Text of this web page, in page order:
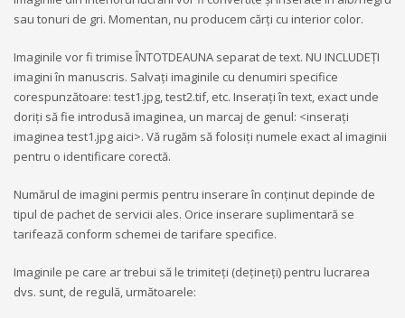
sau tonuri de gri. Momentan, nu producem cărți cu interior color.
Imaginile vor fi trimise ÎNTOTDEAUNA separat de text. NU INCLUDEȚI
imagini în manuscris. Salvați imaginile cu denumiri specifice
corespunzătoare: test1.jpg, test2.tif, etc. Inserați în text, exact unde
doriți să fie introdusă imaginea, un marcaj de genul: <inserați
imaginea test1.jpg aici>. Vă rugăm să folosiți numele exact al imaginii
pentru o identificare corectă.
Numărul de imagini permis pentru inserare în conținut depinde de
tipul de pachet de servicii ales. Orice inserare suplimentară se
tarifează conform schemei de tarifare specifice.
Imaginile pe care ar trebui să le trimiteți (dețineți) pentru lucrarea
dvs. sunt, de regulă, următoarele: